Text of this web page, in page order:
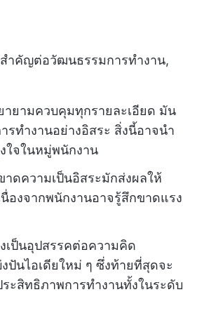
ำคัญต่อวัฒนธรรมการทำงาน,
ยามควบคุมทุกรายละเอียด มัน
ทำงานอย่างอิสระ สิ่งนี้อาจนำ
ใจในหมู่พนักงาน
าดความเป็นอิสระมักส่งผลให้
องจากพนักงานอาจรู้สึกขาดแรง
เป็นอุปสรรคต่อความคิด
นไอเดียใหม่ ๆ ซึ่งท้ายที่สุดจะ
ะสิทธิภาพการทำงานทั้งในระดับ